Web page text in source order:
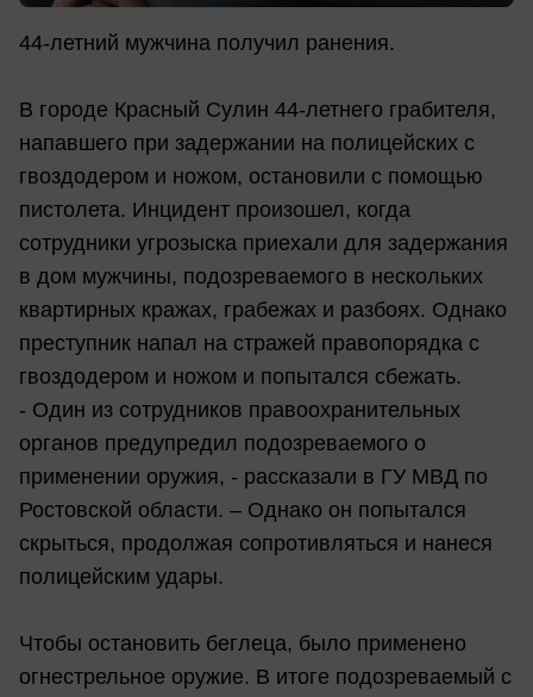
44-летний мужчина получил ранения.
В городе Красный Сулин 44-летнего грабителя,
напавшего при задержании на полицейских с
гвоздодером и ножом, остановили с помощью
пистолета. Инцидент произошел, когда
сотрудники угрозыска приехали для задержания
в дом мужчины, подозреваемого в нескольких
квартирных кражах, грабежах и разбоях. Однако
преступник напал на стражей правопорядка с
гвоздодером и ножом и попытался сбежать.
- Один из сотрудников правоохранительных
органов предупредил подозреваемого о
применении оружия, - рассказали в ГУ МВД по
Ростовской области. – Однако он попытался
скрыться, продолжая сопротивляться и нанеся
полицейским удары.
Чтобы остановить беглеца, было применено
огнестрельное оружие. В итоге подозреваемый с